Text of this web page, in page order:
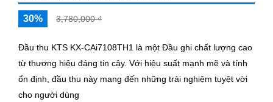
30% 3,780,000 ₫
Đầu thu KTS KX-CAi7108TH1 là một Đầu ghi chất lượng cao
từ thương hiệu đáng tin cậy. Với hiệu suất mạnh mẽ và tính
ổn định, đầu thu này mang đến những trải nghiệm tuyệt vời
cho người dùng